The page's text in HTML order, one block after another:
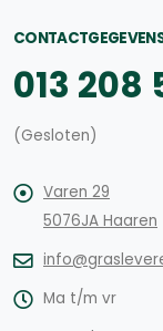
013 208
(Gesloten)
Varen 29
5076JA Haaren
Ma t/m vr